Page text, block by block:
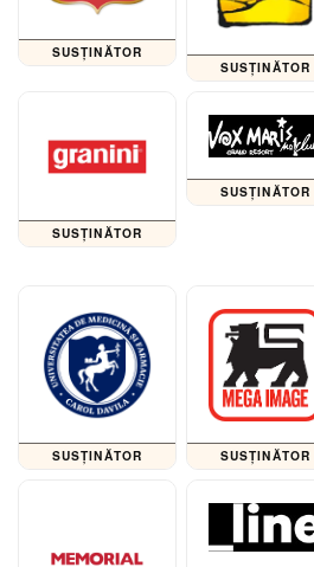
SUSȚINĂTOR
SUSȚINĂTOR
SUSȚINĂTOR
SUSȚINĂTOR
SUSȚINĂTOR SUSȚINĂTOR